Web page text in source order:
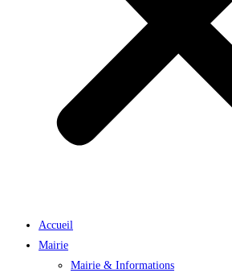
Accueil
Mairie
Mairie & Informations